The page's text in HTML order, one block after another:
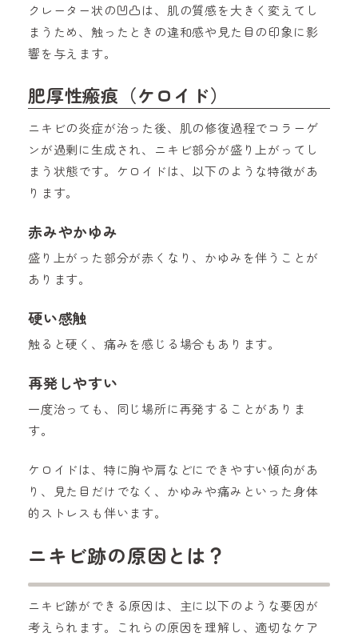
クレーター状の凹凸は、肌の質感を大きく変えてし
まうため、触ったときの違和感や見た目の印象に影
響を与えます。
肥厚性瘢痕（ケロイド）
ニキビの炎症が治った後、肌の修復過程でコラーゲ
ンが過剰に生成され、ニキビ部分が盛り上がってし
まう状態です。ケロイドは、以下のような特徴があ
ります。
赤みやかゆみ
盛り上がった部分が赤くなり、かゆみを伴うことが
あります。
硬い感触
触ると硬く、痛みを感じる場合もあります。
再発しやすい
一度治っても、同じ場所に再発することがありま
す。
ケロイドは、特に胸や肩などにできやすい傾向があ
り、見た目だけでなく、かゆみや痛みといった身体
的ストレスも伴います。
ニキビ跡の原因とは？
ニキビ跡ができる原因は、主に以下のような要因が
考えられます。これらの原因を理解し、適切なケア